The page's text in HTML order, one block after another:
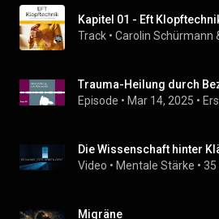
Track •
Episode • Mar 14, 2025 •
Video • Mentale Stärke • 35
Migräne